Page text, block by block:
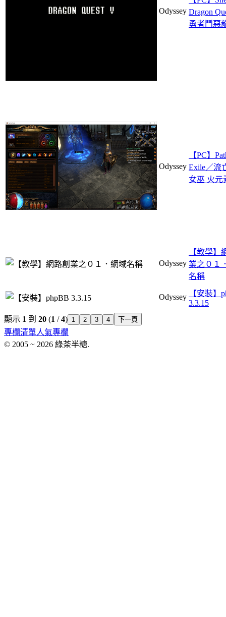
Odyssey Dragon
勇者鬥惡
Odyssey
【PC】
Exile／流
女巫 火元
Odyssey
【教學】
業之０１
名稱
Odyssey
【安裝】
3.3.15
顯示 1 到 20 (1 /4) 1 2 3 4 下一頁
專欄清單人氣專欄
© 2005 ~ 2026 綠茶半糖.